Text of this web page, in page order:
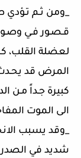
_ومن ثـم تـؤدي
قـصـور فـي
لعضلة القلب،
المرض قد يحـدث
كبيرة جـداً مـن
الى الموت
_وقد يسبب
شديد في